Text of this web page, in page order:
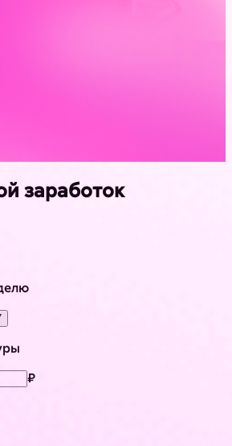
заработок
₽